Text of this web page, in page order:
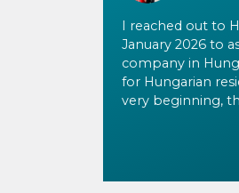
I reached out to
January 2026 to
company in
for Hungarian
very beginning,